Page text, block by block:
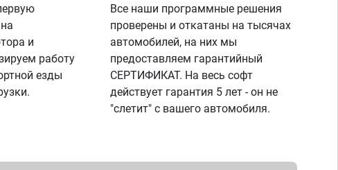
и
работу
езды
Все наши программные решения
проверены и откатаны на тысячах
автомобилей, на них мы
предоставляем гарантийный
СЕРТИФИКАТ. На весь софт
действует гарантия 5 лет - он не
"слетит" с вашего автомобиля.